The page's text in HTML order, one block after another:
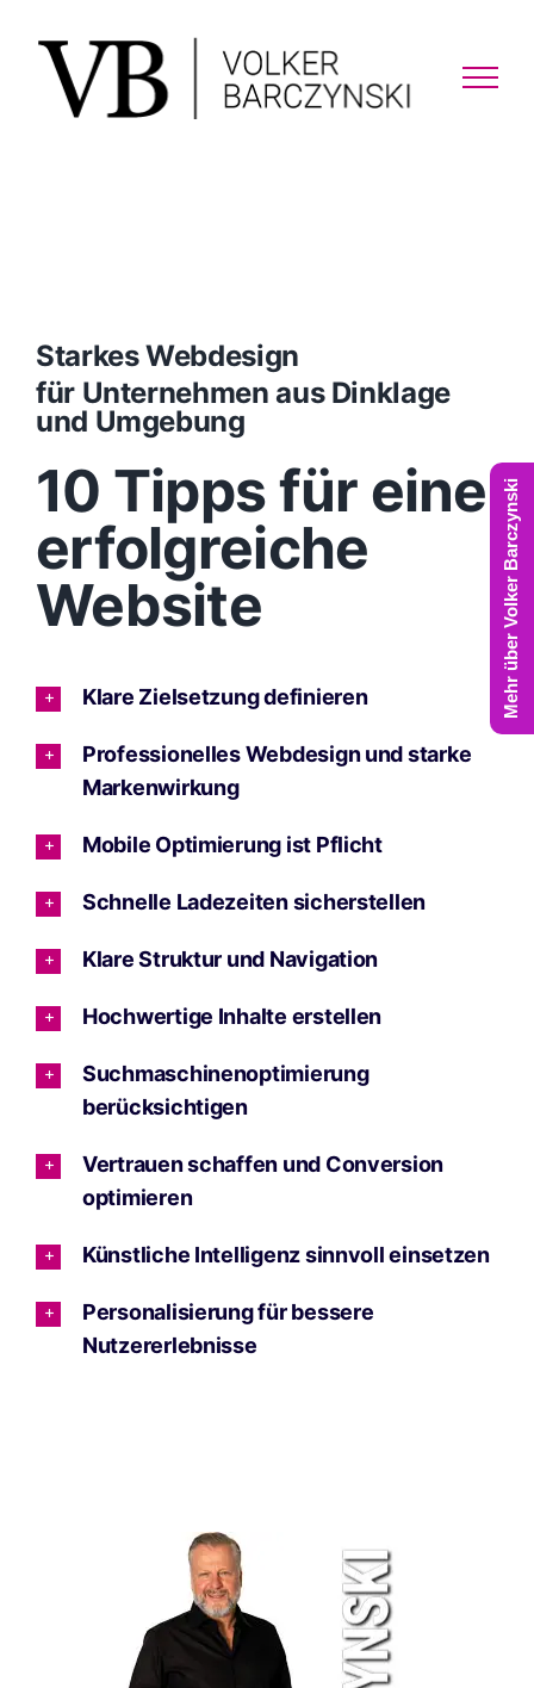
content
Starkes Webdesign
für Unternehmen aus Dinklage
und Umgebung
10 Tipps für eine
erfolgreiche
Website
Klare Zielsetzung definieren
Professionelles Webdesign und starke
Markenwirkung
Mobile Optimierung ist Pflicht
Schnelle Ladezeiten sicherstellen
Klare Struktur und Navigation
Hochwertige Inhalte erstellen
Suchmaschinenoptimierung
berücksichtigen
Vertrauen schaffen und Conversion
optimieren
Künstliche Intelligenz sinnvoll einsetzen
Personalisierung für bessere
Nutzererlebnisse
Mehr über Volker Barczynski